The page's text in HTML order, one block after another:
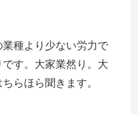
種より少ない労力で
す。大家業然り。大
らほら聞きます。